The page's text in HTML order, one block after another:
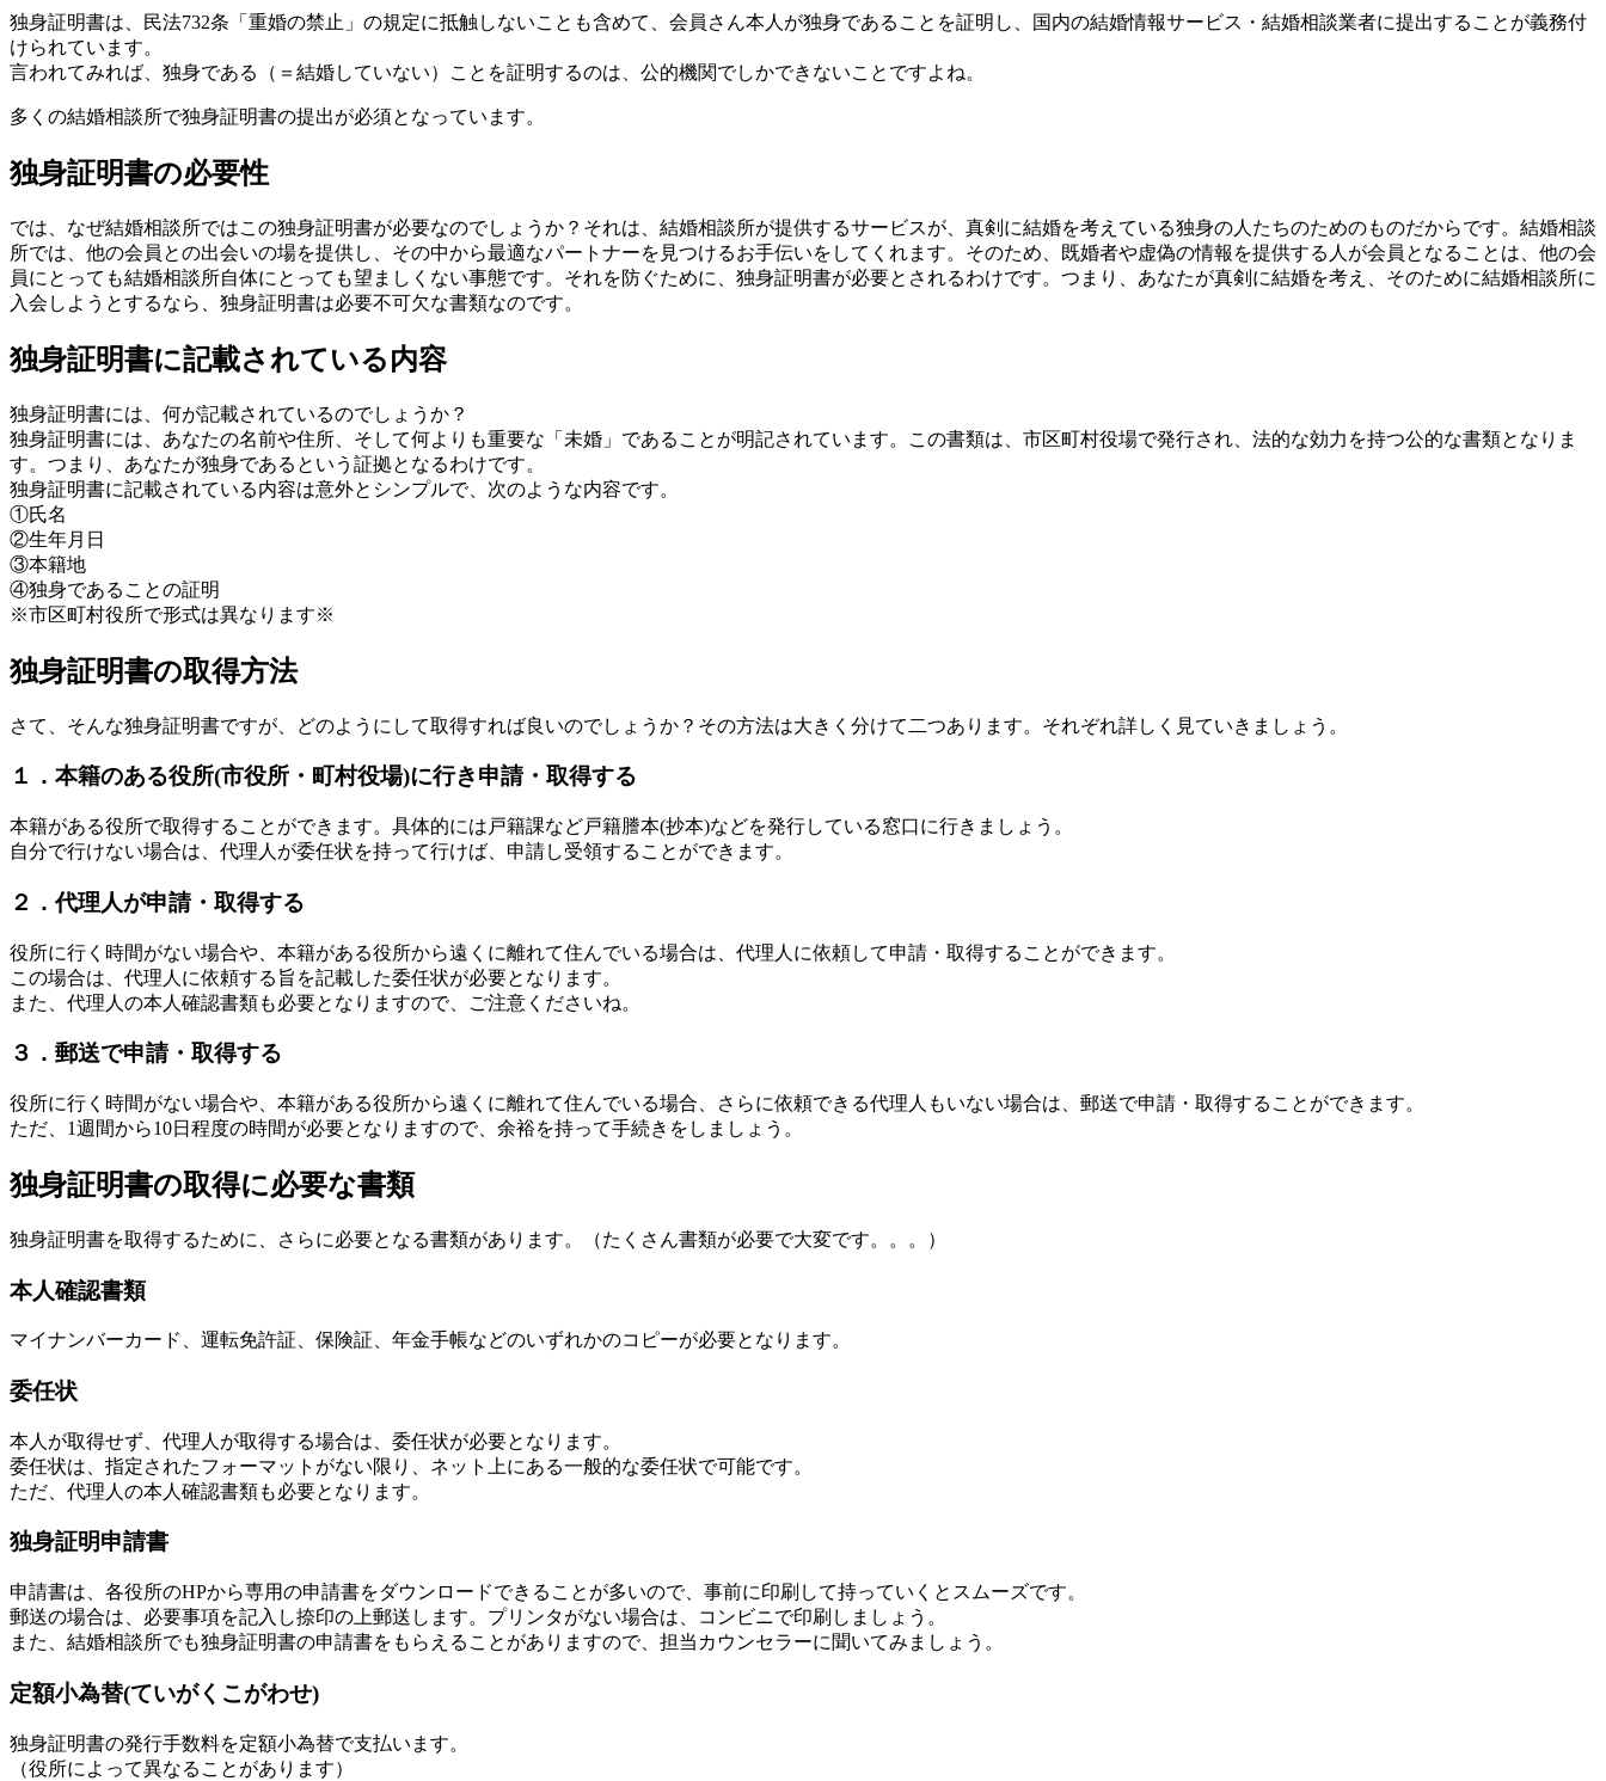
独身証明書は、民法732条「重婚の禁止」の規定に抵触しないことも含めて、会員さん本人が独身であることを証明し、国内の結婚情報サービス・結婚相談業者に提出することが義務付
けられています。
言われてみれば、独身である（＝結婚していない）ことを証明するのは、公的機関でしかできないことですよね。
多くの結婚相談所で独身証明書の提出が必須となっています。
独身証明書の必要性
では、なぜ結婚相談所ではこの独身証明書が必要なのでしょうか？それは、結婚相談所が提供するサービスが、真剣に結婚を考えている独身の人たちのためのものだからです。結婚相談
所では、他の会員との出会いの場を提供し、その中から最適なパートナーを見つけるお手伝いをしてくれます。そのため、既婚者や虚偽の情報を提供する人が会員となることは、他の会
員にとっても結婚相談所自体にとっても望ましくない事態です。それを防ぐために、独身証明書が必要とされるわけです。つまり、あなたが真剣に結婚を考え、そのために結婚相談所に
入会しようとするなら、独身証明書は必要不可欠な書類なのです。
独身証明書に記載されている内容
独身証明書には、何が記載されているのでしょうか？
独身証明書には、あなたの名前や住所、そして何よりも重要な「未婚」であることが明記されています。この書類は、市区町村役場で発行され、法的な効力を持つ公的な書類となりま
す。つまり、あなたが独身であるという証拠となるわけです。
独身証明書に記載されている内容は意外とシンプルで、次のような内容です。
①氏名
②生年月日
③本籍地
④独身であることの証明
※市区町村役所で形式は異なります※
独身証明書の取得方法
さて、そんな独身証明書ですが、どのようにして取得すれば良いのでしょうか？その方法は大きく分けて二つあります。それぞれ詳しく見ていきましょう。
１．本籍のある役所(市役所・町村役場)に行き申請・取得する
本籍がある役所で取得することができます。具体的には戸籍課など戸籍謄本(抄本)などを発行している窓口に行きましょう。
自分で行けない場合は、代理人が委任状を持って行けば、申請し受領することができます。
２．代理人が申請・取得する
役所に行く時間がない場合や、本籍がある役所から遠くに離れて住んでいる場合は、代理人に依頼して申請・取得することができます。
この場合は、代理人に依頼する旨を記載した委任状が必要となります。
また、代理人の本人確認書類も必要となりますので、ご注意くださいね。
３．郵送で申請・取得する
役所に行く時間がない場合や、本籍がある役所から遠くに離れて住んでいる場合、さらに依頼できる代理人もいない場合は、郵送で申請・取得することができます。
ただ、1週間から10日程度の時間が必要となりますので、余裕を持って手続きをしましょう。
独身証明書の取得に必要な書類
独身証明書を取得するために、さらに必要となる書類があります。（たくさん書類が必要で大変です。。。）
本人確認書類
マイナンバーカード、運転免許証、保険証、年金手帳などのいずれかのコピーが必要となります。
委任状
本人が取得せず、代理人が取得する場合は、委任状が必要となります。
委任状は、指定されたフォーマットがない限り、ネット上にある一般的な委任状で可能です。
ただ、代理人の本人確認書類も必要となります。
独身証明申請書
申請書は、各役所のHPから専用の申請書をダウンロードできることが多いので、事前に印刷して持っていくとスムーズです。
郵送の場合は、必要事項を記入し捺印の上郵送します。プリンタがない場合は、コンビニで印刷しましょう。
また、結婚相談所でも独身証明書の申請書をもらえることがありますので、担当カウンセラーに聞いてみましょう。
定額小為替(ていがくこがわせ)
独身証明書の発行手数料を定額小為替で支払います。
（役所によって異なることがあります）